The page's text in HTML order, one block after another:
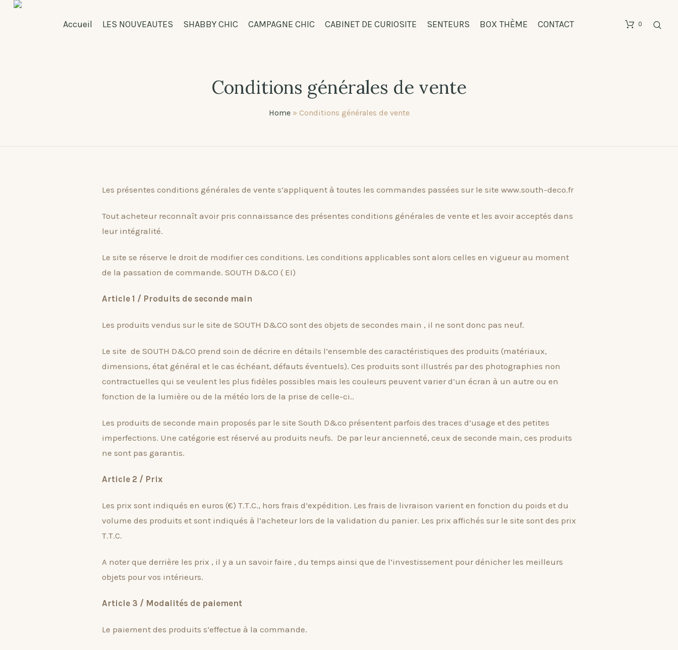
0
Accueil LES NOUVEAUTES SHABBY CHIC CAMPAGNE CHIC CABINET DE CURIOSITE SENTEURS BOX THÈME CONTACT
Conditions générales de vente
Home» Conditions générales de vente
Les présentes conditions générales de vente s’appliquent à toutes les commandes passées sur le site www.south-deco.fr
Tout acheteur reconnaît avoir pris connaissance des présentes conditions générales de vente et les avoir acceptés dans
leur intégralité.
Le site se réserve le droit de modifier ces conditions. Les conditions applicables sont alors celles en vigueur au moment
de la passation de commande. SOUTH D&CO ( EI)
Article 1 / Produits de seconde main
Les produits vendus sur le site de SOUTH D&CO sont des objets de secondes main , il ne sont donc pas neuf.
Le site de SOUTH D&CO prend soin de décrire en détails l’ensemble des caractéristiques des produits (matériaux,
dimensions, état général et le cas échéant, défauts éventuels). Ces produits sont illustrés par des photographies non
contractuelles qui se veulent les plus fidèles possibles mais les couleurs peuvent varier d’un écran à un autre ou en
fonction de la lumière ou de la météo lors de la prise de celle-ci..
Les produits de seconde main proposés par le site South D&co présentent parfois des traces d’usage et des petites
imperfections. Une catégorie est réservé au produits neufs. De par leur ancienneté, ceux de seconde main, ces produits
ne sont pas garantis.
Article 2 / Prix
Les prix sont indiqués en euros (€) T.T.C., hors frais d’expédition. Les frais de livraison varient en fonction du poids et du
volume des produits et sont indiqués à l’acheteur lors de la validation du panier. Les prix affichés sur le site sont des prix
T.T.C.
A noter que derrière les prix , il y a un savoir faire , du temps ainsi que de l’investissement pour dénicher les meilleurs
objets pour vos intérieurs.
Article 3 / Modalités de paiement
Le paiement des produits s’effectue à la commande.